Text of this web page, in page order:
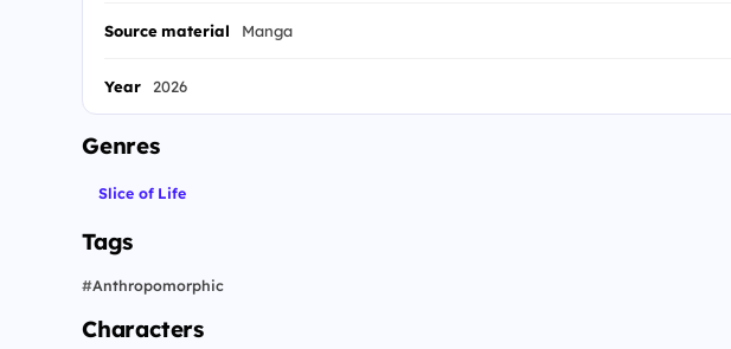
Source material Manga
Year 2026
Genres
Slice of Life
Tags
#Anthropomorphic
Characters